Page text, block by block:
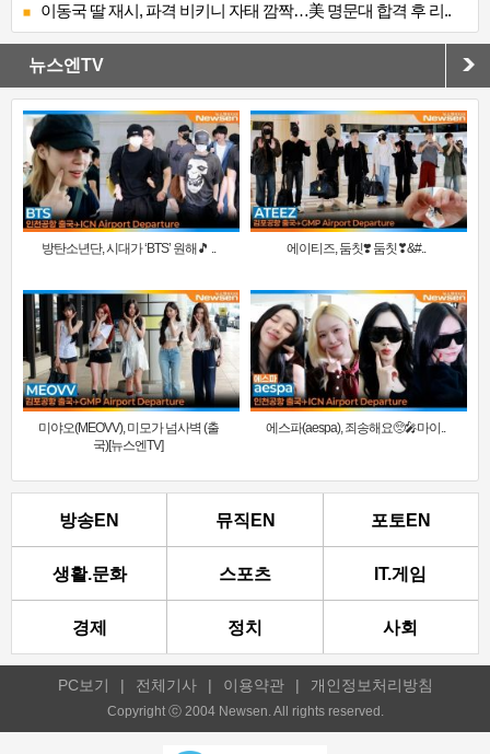
이동국 딸 재시, 파격 비키니 자태 깜짝…美 명문대 합격 후 리..
뉴스엔TV
방탄소년단, 시대가 ‘BTS’ 원해🎵 .. 에이티즈, 둠칫❣️ 둠칫❣&#..
미야오(MEOVV), 미모가 넘사벽 (출
국)[뉴스엔TV]
에스파(aespa), 죄송해요🥺🎤마이..
방송EN 뮤직EN 포토EN
생활.문화 스포츠 IT.게임
경제 정치 사회
PC보기 | 전체기사 | 이용약관 | 개인정보처리방침
Copyright ⓒ 2004 Newsen. All rights reserved.